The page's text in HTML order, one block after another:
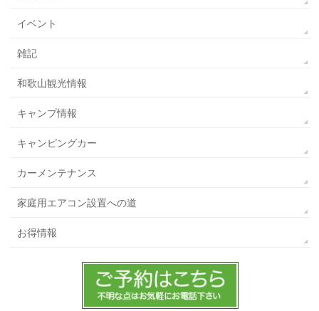
イベント
雑記
和歌山観光情報
キャンプ情報
キャンピングカー
カーメンテナンス
家庭用エアコン設置への道
お得情報